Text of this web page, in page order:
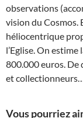
observations
vision du Cosmos.
héliocentrique
l’Eglise. On
800.000 euros. De
et collectionneurs…
Vous pourriez